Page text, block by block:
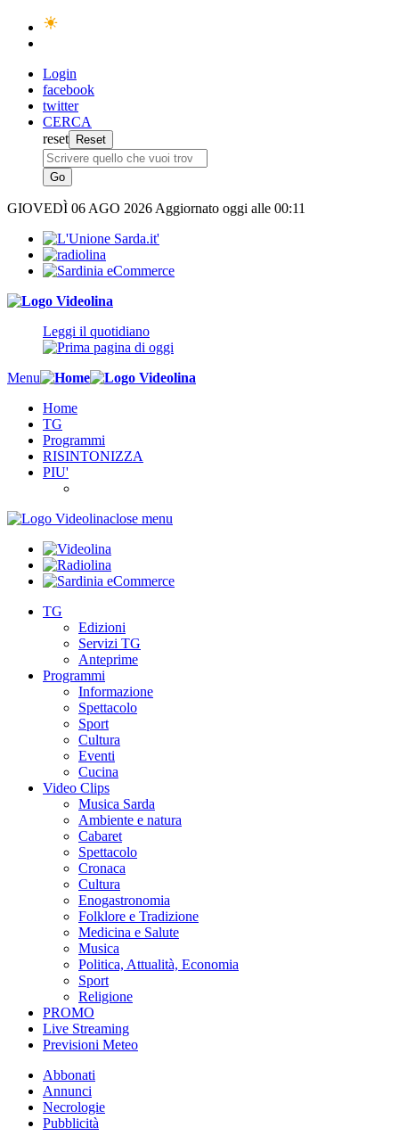
Login
facebook
twitter
CERCA
reset
GIOVEDÌ 06 AGO 2026 Aggiornato oggi alle 00:11
Leggi il quotidiano
Menu
Home
TG
Programmi
RISINTONIZZA
PIU'
close menu
TG
Edizioni
Servizi TG
Anteprime
Programmi
Informazione
Spettacolo
Sport
Cultura
Eventi
Cucina
Video Clips
Musica Sarda
Ambiente e natura
Cabaret
Spettacolo
Cronaca
Cultura
Enogastronomia
Folklore e Tradizione
Medicina e Salute
Musica
Politica, Attualità, Economia
Sport
Religione
PROMO
Live Streaming
Previsioni Meteo
Abbonati
Annunci
Necrologie
Pubblicità